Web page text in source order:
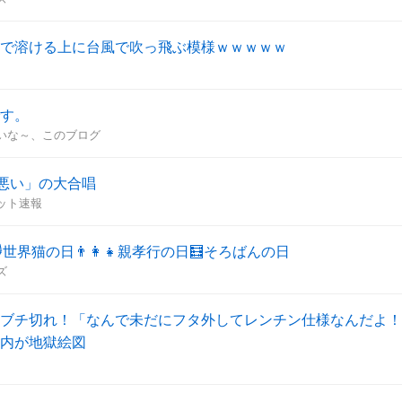
溶ける上に台風で吹っ飛ぶ模様ｗｗｗｗｗ
。
な～、このブログ
い」の大合唱
ト速報
界猫の日👨‍👩‍👧親孝行の日🧮そろばんの日
チ切れ！「なんで未だにフタ外してレンチン仕様なんだよ
が地獄絵図